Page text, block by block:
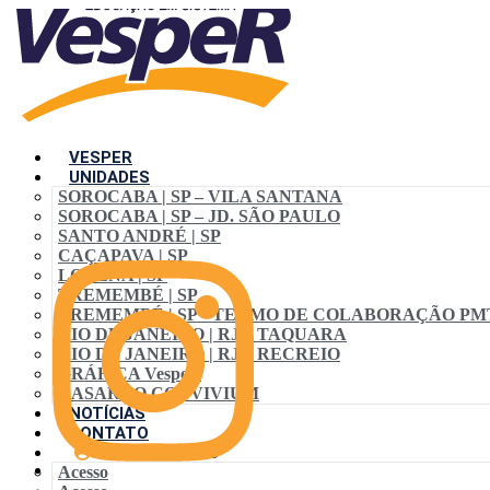
VESPER
UNIDADES
SOROCABA | SP – VILA SANTANA
SOROCABA | SP – JD. SÃO PAULO
SANTO ANDRÉ | SP
CAÇAPAVA | SP
LORENA | SP
TREMEMBÉ | SP
TREMEMBÉ | SP • TERMO DE COLABORAÇÃO
RIO DE JANEIRO | RJ – TAQUARA
RIO DE JANEIRO | RJ – RECREIO
GRÁFICA VespeR
CASARÃO CONVIVIUM
NOTÍCIAS
CONTATO
ACESSO ALUNO
Acesso